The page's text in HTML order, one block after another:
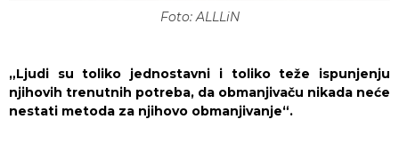
Foto: ALLLiN
„Ljudi su toliko jednostavni i toliko teže ispunjenju
njihovih trenutnih potreba, da obmanjivaču nikada neće
nestati metoda za njihovo obmanjivanje“.